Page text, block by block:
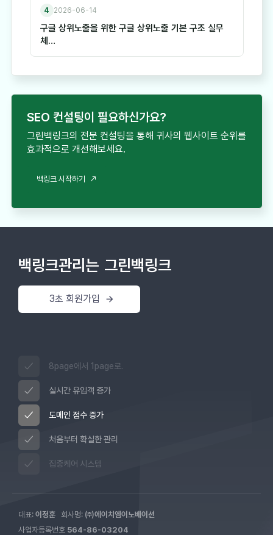
4 2026-06-14
구글 상위노출을 위한 구글 상위노출 기본 구조 실무
체…
SEO 컨설팅이 필요하신가요?
그린백링크의 전문 컨설팅을 통해 귀사의 웹사이트 순위를
효과적으로 개선해보세요.
백링크 시작하기
백링크관리는 그린백링크
3초 회원가입
8page에서 1page로.
실시간 유입객 증가
도메인 점수 증가
처음부터 확실한 관리
집중케어 시스템
대표: 이정훈 회사명: ㈜에이치엠이노베이션
사업자등록번호 564-86-03204